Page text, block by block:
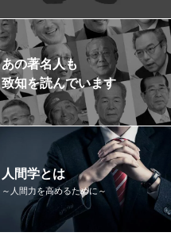
あの著名人も
致知を読んでいます
人間学とは
～人間力を高めるために～